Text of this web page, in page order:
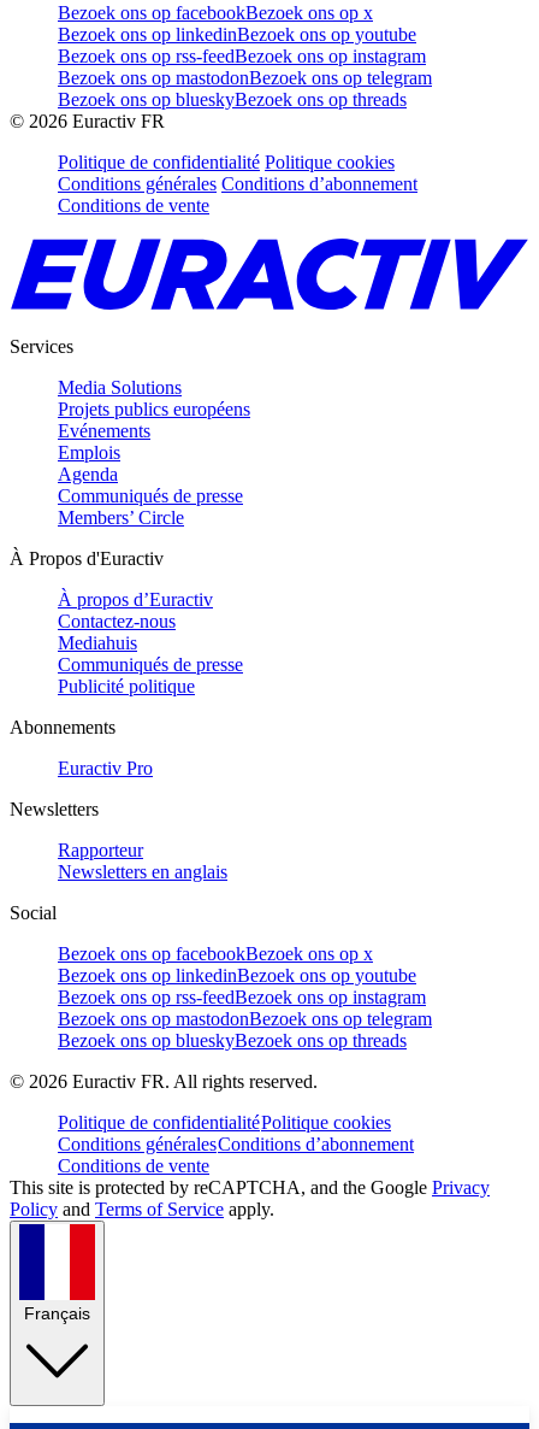
Bezoek ons op facebookBezoek ons op x
Bezoek ons op linkedinBezoek ons op youtube
Bezoek ons op rss-feedBezoek ons op instagram
Bezoek ons op mastodonBezoek ons op telegram
Bezoek ons op blueskyBezoek ons op threads
© 2026 Euractiv FR
Politique de confidentialité Politique cookies
Conditions générales Conditions d’abonnement
Conditions de vente
Services
Media Solutions
Projets publics européens
Evénements
Emplois
Agenda
Communiqués de presse
Members’ Circle
À Propos d'Euractiv
À propos d’Euractiv
Contactez-nous
Mediahuis
Communiqués de presse
Publicité politique
Abonnements
Euractiv Pro
Newsletters
Rapporteur
Newsletters en anglais
Social
Bezoek ons op facebookBezoek ons op x
Bezoek ons op linkedinBezoek ons op youtube
Bezoek ons op rss-feedBezoek ons op instagram
Bezoek ons op mastodonBezoek ons op telegram
Bezoek ons op blueskyBezoek ons op threads
© 2026 Euractiv FR. All rights reserved.
Politique de confidentialitéPolitique cookies
Conditions généralesConditions d’abonnement
Conditions de vente
This site is protected by reCAPTCHA, and the Google Privacy
Policy and Terms of Service apply.
Français